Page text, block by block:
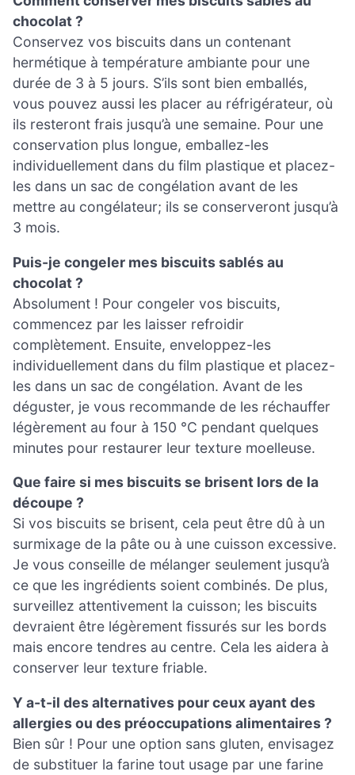
chocolat ?
Conservez vos biscuits dans un contenant
hermétique à température ambiante pour une
durée de 3 à 5 jours. S’ils sont bien emballés,
vous pouvez aussi les placer au réfrigérateur, où
ils resteront frais jusqu’à une semaine. Pour une
conservation plus longue, emballez-les
individuellement dans du film plastique et placez-
les dans un sac de congélation avant de les
mettre au congélateur; ils se conserveront jusqu’à
3 mois.
Puis-je congeler mes biscuits sablés au
chocolat ?
Absolument ! Pour congeler vos biscuits,
commencez par les laisser refroidir
complètement. Ensuite, enveloppez-les
individuellement dans du film plastique et placez-
les dans un sac de congélation. Avant de les
déguster, je vous recommande de les réchauffer
légèrement au four à 150 °C pendant quelques
minutes pour restaurer leur texture moelleuse.
Que faire si mes biscuits se brisent lors de la
découpe ?
Si vos biscuits se brisent, cela peut être dû à un
surmixage de la pâte ou à une cuisson excessive.
Je vous conseille de mélanger seulement jusqu’à
ce que les ingrédients soient combinés. De plus,
surveillez attentivement la cuisson; les biscuits
devraient être légèrement fissurés sur les bords
mais encore tendres au centre. Cela les aidera à
conserver leur texture friable.
Y a-t-il des alternatives pour ceux ayant des
allergies ou des préoccupations alimentaires ?
Bien sûr ! Pour une option sans gluten, envisagez
de substituer la farine tout usage par une farine